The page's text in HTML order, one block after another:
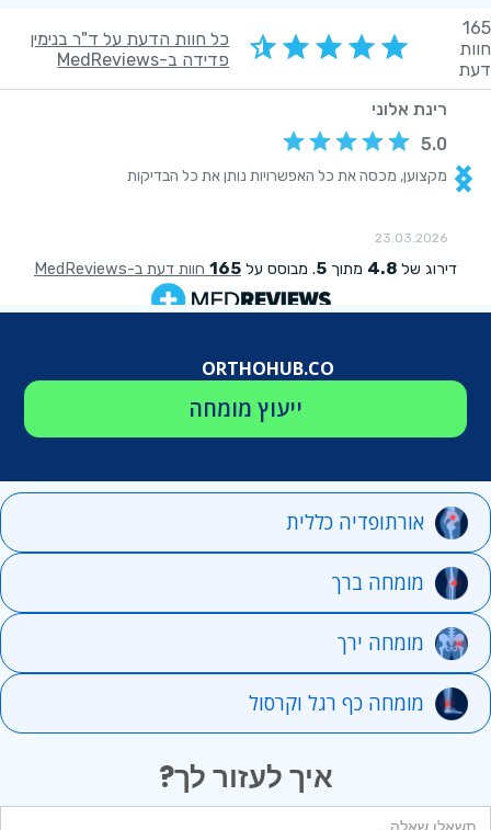
ORTHOHUB.CO
ייעוץ מומחה
אורתופדיה כללית
מומחה ברך
מומחה ירך
מומחה כף רגל וקרסול
איך לעזור לך?